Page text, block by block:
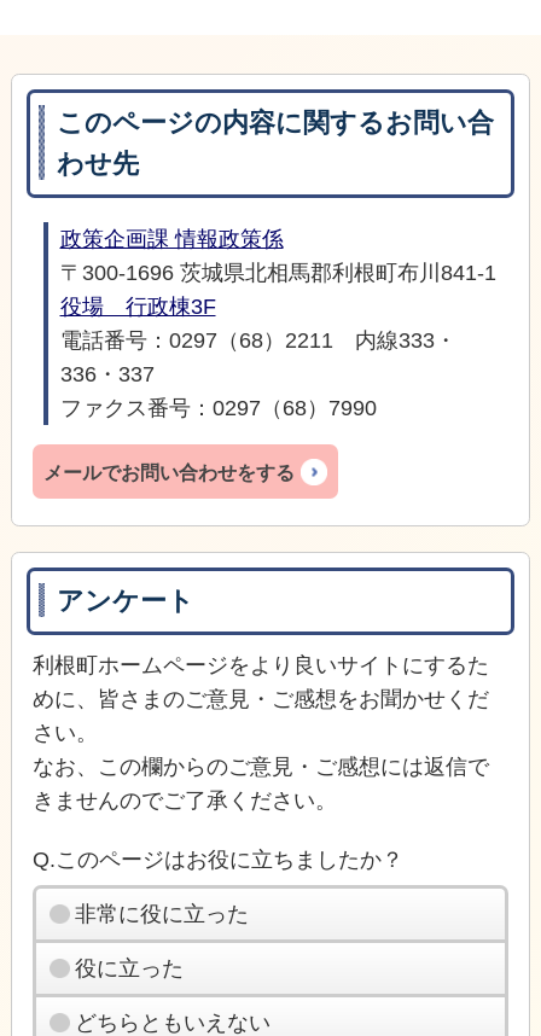
このページの内容に関するお問い合
わせ先
政策企画課 情報政策係
〒300-1696 茨城県北相馬郡利根町布川841-1
役場 行政棟3F
電話番号：0297（68）2211 内線333・
336・337
ファクス番号：0297（68）7990
メールでお問い合わせをする
アンケート
利根町ホームページをより良いサイトにするた
めに、皆さまのご意見・ご感想をお聞かせくだ
さい。
なお、この欄からのご意見・ご感想には返信で
きませんのでご了承ください。
Q.このページはお役に立ちましたか？
非常に役に立った
役に立った
どちらともいえない